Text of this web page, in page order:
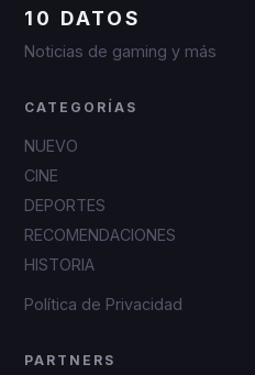
10 DATOS
Noticias de gaming y más
CATEGORÍAS
NUEVO
CINE
DEPORTES
RECOMENDACIONES
HISTORIA
Política de Privacidad
PARTNERS